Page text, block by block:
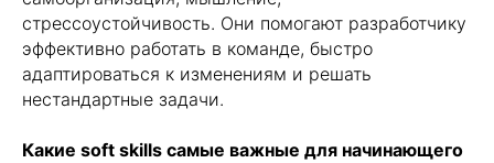
стрессоустойчивость. Они помогают разработчику
эффективно работать в команде, быстро
адаптироваться к изменениям и решать
нестандартные задачи.
Какие soft skills самые важные для начинающего
Подписаться